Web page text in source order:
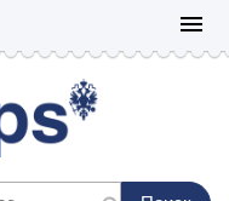
menu